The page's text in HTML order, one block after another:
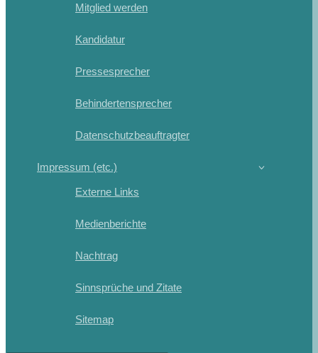
Mitglied werden
Kandidatur
Pressesprecher
Behindertensprecher
Datenschutzbeauftragter
Impressum (etc.)
Externe Links
Medienberichte
Nachtrag
Sinnsprüche und Zitate
Sitemap